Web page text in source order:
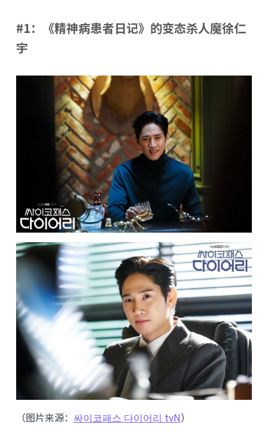
#1：《精神病患者日记》的变态杀人魔徐仁
宇
（图片来源： 싸이코패스 다이어리 tvN）